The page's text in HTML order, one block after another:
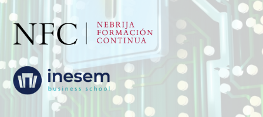
RECURSOS EDUCATIVOS
ARTÍCULOS
ORIENTACIÓN LABORAL